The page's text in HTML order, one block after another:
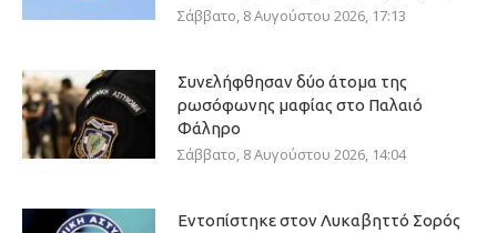
Σάββατο, 8 Αυγούστου 2026, 17:13
Συνελήφθησαν δύο άτομα της
ρωσόφωνης μαφίας στο Παλαιό
Φάληρο
Σάββατο, 8 Αυγούστου 2026, 14:04
Εντοπίστηκε στον Λυκαβηττό Σορός